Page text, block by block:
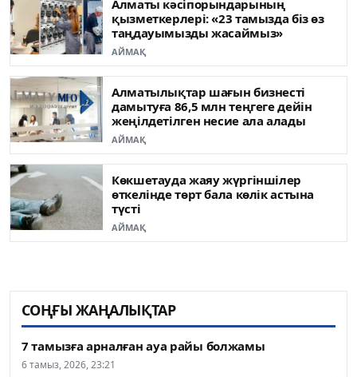
Алматы кәсіпорындарының
қызметкерлері: «23 тамызда біз өз
таңдауымызды жасаймыз»
АЙМАҚ
Алматылықтар шағын бизнесті
дамытуға 86,5 млн теңгеге дейін
жеңілдетілген несие ала алады
АЙМАҚ
Көкшетауда жаяу жүргіншілер
өткелінде төрт бала көлік астына
түсті
АЙМАҚ
СОҢҒЫ ЖАҢАЛЫҚТАР
7 тамызға арналған ауа райы болжамы
6 тамыз, 2026, 23:21